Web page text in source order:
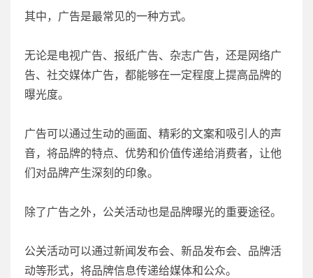
其中，广告是最常见的一种方式。
无论是电视广告、报纸广告、杂志广告，还是网络广
告、社交媒体广告，都能够在一定程度上提高品牌的
曝光度。
广告可以通过生动的画面、精彩的文案和吸引人的声
音，将品牌的特点、优势和价值传递给消费者，让他
们对品牌产生深刻的印象。
除了广告之外，公关活动也是品牌曝光的重要途径。
公关活动可以通过新闻发布会、新品发布会、品牌活
动等形式，将品牌信息传递给媒体和公众。